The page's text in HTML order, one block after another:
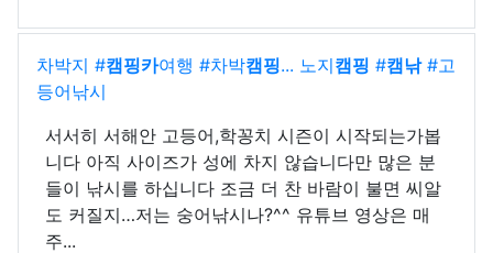
차박지 #캠핑카여행 #차박캠핑... 노지캠핑 #캠낚#고
등어낚시
서서히 서해안 고등어,학꽁치 시즌이 시작되는가봅
니다 아직 사이즈가 성에 차지 않습니다만 많은 분
들이 낚시를 하십니다 조금 더 찬 바람이 불면 씨알
도 커질지…저는 숭어낚시나?^^ 유튜브 영상은 매
주...